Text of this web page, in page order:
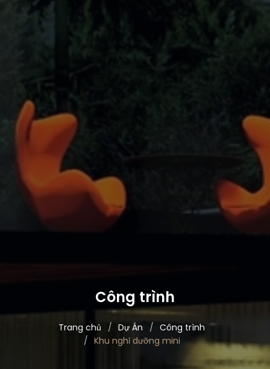
Công trình
Trang chủ Dự Án
Công trình
Khu nghỉ dưỡng mini